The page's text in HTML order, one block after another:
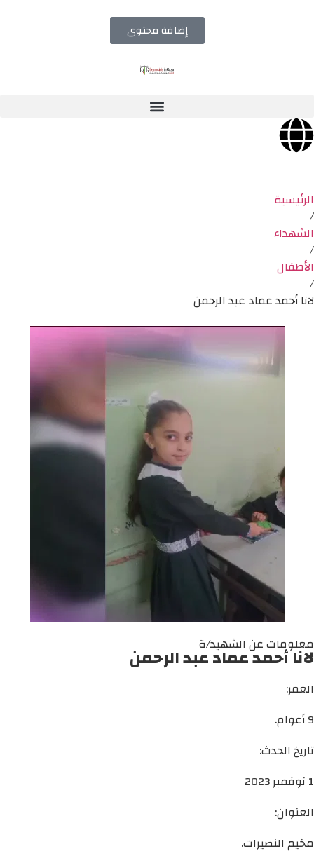
إضافة محتوى
الرئيسية
/
الشهداء
/
الأطفال
/
لانا أحمد عماد عبد الرحمن
معلومات عن الشهيد/ة
لانا أحمد عماد عبد الرحمن
العمر:
9 أعوام.
تاريخ الحدث:
1 نوفمبر 2023
العنوان:
مخيم النصيرات.